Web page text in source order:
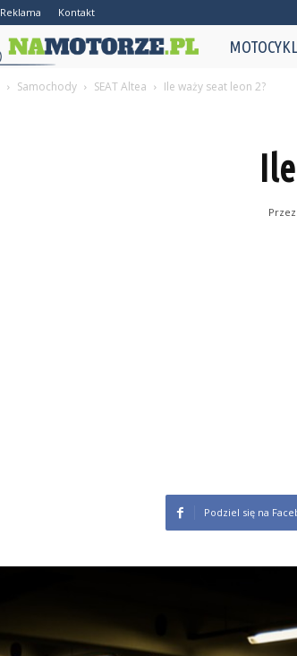
Reklama Kontakt
NaMotorze.pl
Samochody SEAT Altea Ile waży seat leon 2?
Przez
Podziel się na